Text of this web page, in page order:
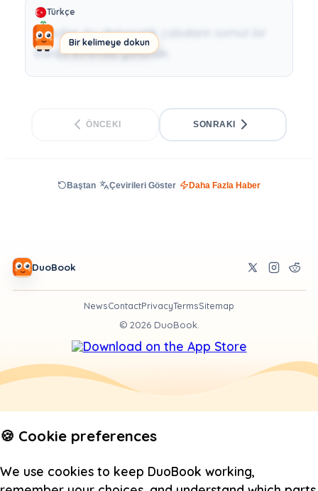
Bir kelimeye dokun
Türkçe
Umutlar, bu diplomatik çabaların somut bir
barışa evrilmesi yönünde.
ÖNCEKI SONRAKI
Baştan Çevirileri Göster Daha Fazla Haber
DuoBook
NewsContactPrivacyTermsSitemap
© 2026DuoBook.
🍪 Cookie preferences
We use cookies to keep DuoBook working,